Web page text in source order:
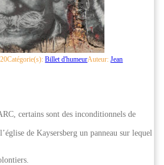
Catégorie(s):Billet d'humeurAuteur:Jean
certains sont des inconditionnels de
de Kaysersberg un panneau sur lequel